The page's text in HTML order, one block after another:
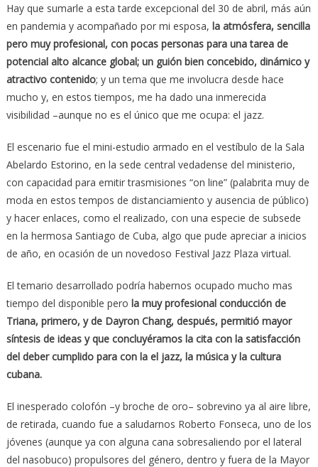
Hay que sumarle a esta tarde excepcional del 30 de abril, más aún
en pandemia y acompañado por mi esposa, la atmósfera, sencilla
pero muy profesional, con pocas personas para una tarea de
potencial alto alcance global; un guión bien concebido, dinámico y
atractivo contenido; y un tema que me involucra desde hace
mucho y, en estos tiempos, me ha dado una inmerecida
visibilidad –aunque no es el único que me ocupa: el jazz.
El escenario fue el mini-estudio armado en el vestíbulo de la Sala
Abelardo Estorino, en la sede central vedadense del ministerio,
con capacidad para emitir trasmisiones “on line” (palabrita muy de
moda en estos tempos de distanciamiento y ausencia de público)
y hacer enlaces, como el realizado, con una especie de subsede
en la hermosa Santiago de Cuba, algo que pude apreciar a inicios
de año, en ocasión de un novedoso Festival Jazz Plaza virtual.
El temario desarrollado podría habernos ocupado mucho mas
tiempo del disponible pero la muy profesional conducción de
Triana, primero, y de Dayron Chang, después, permitió mayor
síntesis de ideas y que concluyéramos la cita con la satisfacción
del deber cumplido para con la el jazz, la música y la cultura
cubana.
El inesperado colofón –y broche de oro– sobrevino ya al aire libre,
de retirada, cuando fue a saludarnos Roberto Fonseca, uno de los
jóvenes (aunque ya con alguna cana sobresaliendo por el lateral
del nasobuco) propulsores del género, dentro y fuera de la Mayor